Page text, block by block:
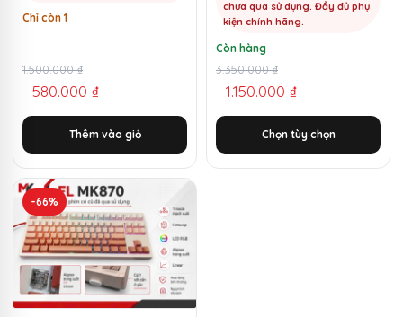
Chỉ còn 1
1.500.000₫
Giá
gốc
là:
1.500.000 ₫.
580.000 ₫
Giá
hiện
tại
là:
580.000 ₫.
Thêm vào giỏ
chưa qua sử dụng. Đầy đủ phụ
kiện chính hãng.
Còn hàng
3.350.000₫
Giá
gốc
là:
3.350.000 ₫.
1.150.000 ₫
Giá
hiện
tại
là:
1.150.000 ₫.
Chọn tùy chọn
trang
sản
phẩm
-66%